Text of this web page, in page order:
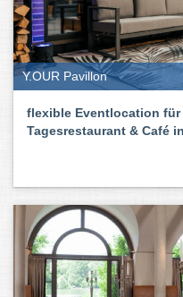
Y.OUR Pavillon
flexible Eventlocation
Tagesrestaurant & Café